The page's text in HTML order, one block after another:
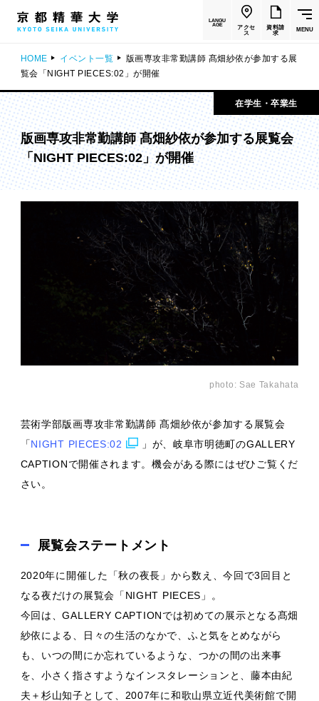
LANGU
AGE
アクセ
ス
資料請
求
MENU
HOME イベント一覧
版画専攻非常勤講師 髙畑紗依が参加する展
覧会「NIGHT PIECES:02」が開催
在学生・卒業生
版画専攻非常勤講師 髙畑紗依が参加する展覧会
「NIGHT PIECES:02」が開催
photo: Sae Takahata​
芸術学部版画専攻非常勤講師 髙畑紗依が参加する展覧会
「NIGHT PIECES:02
」が、岐阜市明徳町のGALLERY
CAPTIONで開催されます。機会がある際にはぜひご覧くだ
さい。
展覧会ステートメント
2020年に開催した「秋の夜長」から数え、今回で3回目と
なる夜だけの展覧会「NIGHT PIECES」。
今回は、GALLERY CAPTIONでは初めての展示となる髙畑
紗依による、日々の生活のなかで、ふと気をとめながら
も、いつの間にか忘れているような、つかの間の出来事
を、小さく指さすようなインスタレーションと、藤本由紀
夫＋杉山知子として、2007年に和歌山県立近代美術館で開